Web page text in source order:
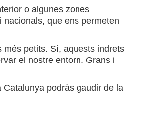
o algunes zones
nacionals, que ens permeten
més petits. Sí, aquests indrets
el nostre entorn. Grans i
podràs gaudir de la